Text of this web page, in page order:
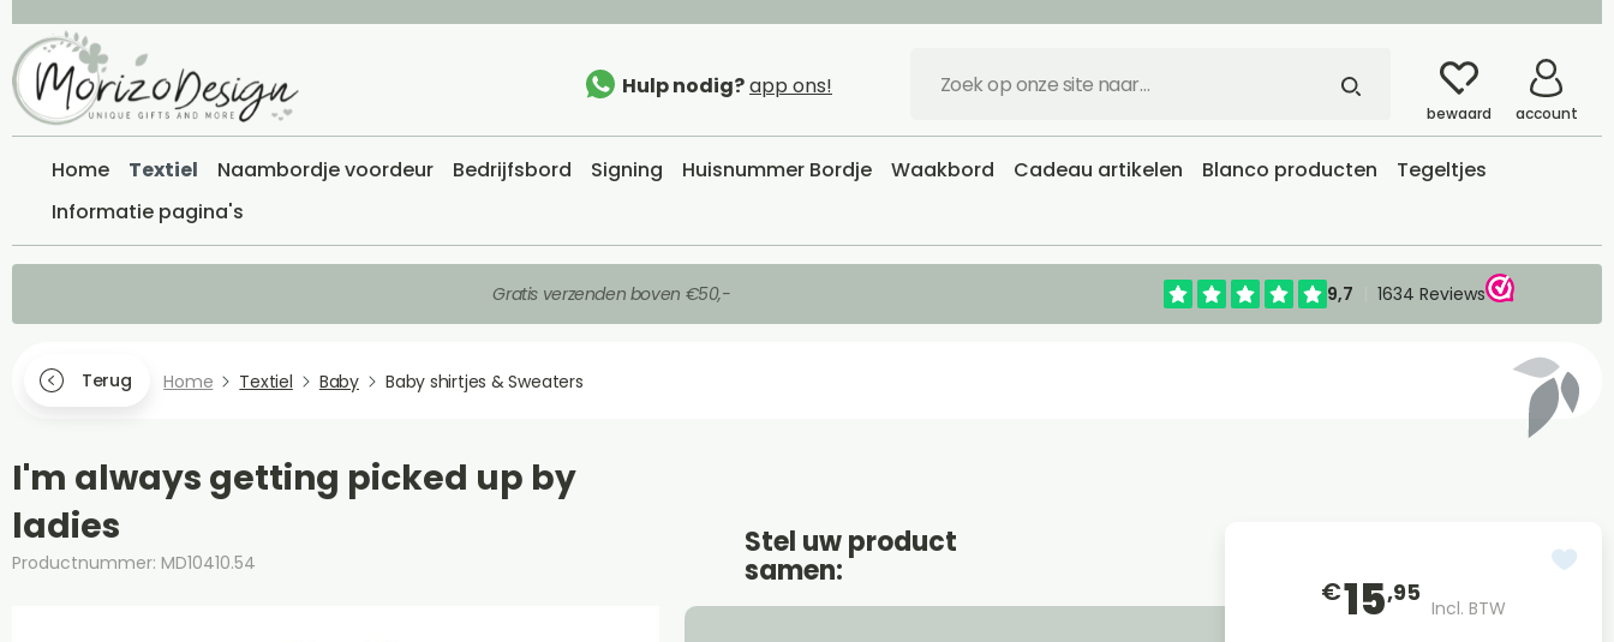
Hulp nodig?app ons!
bewaard account
Home Textiel Naambordje voordeur Bedrijfsbord Signing Huisnummer Bordje Waakbord Cadeau artikelen Blanco producten
Tegeltjes
Informatie pagina's
Gratis verzenden boven €50,-
Terug Home Textiel Baby Baby shirtjes & Sweaters
I'm always getting picked up by
ladies
Productnummer: MD10410.54
Stel uw product
samen:
€15,95
Incl. BTW